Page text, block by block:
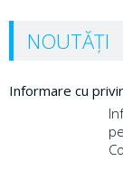
NOUTĂȚI
Informare cu